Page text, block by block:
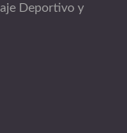
Deportivo y